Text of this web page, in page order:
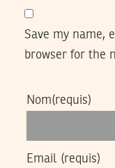
Save my name,
browser for the
Nom(requis)
Email (requis)